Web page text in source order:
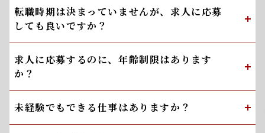
転職時期は決まっていませんが、求人に応募
しても良いですか？
求人に応募するのに、年齢制限はあります
か？
未経験でもできる仕事はありますか？